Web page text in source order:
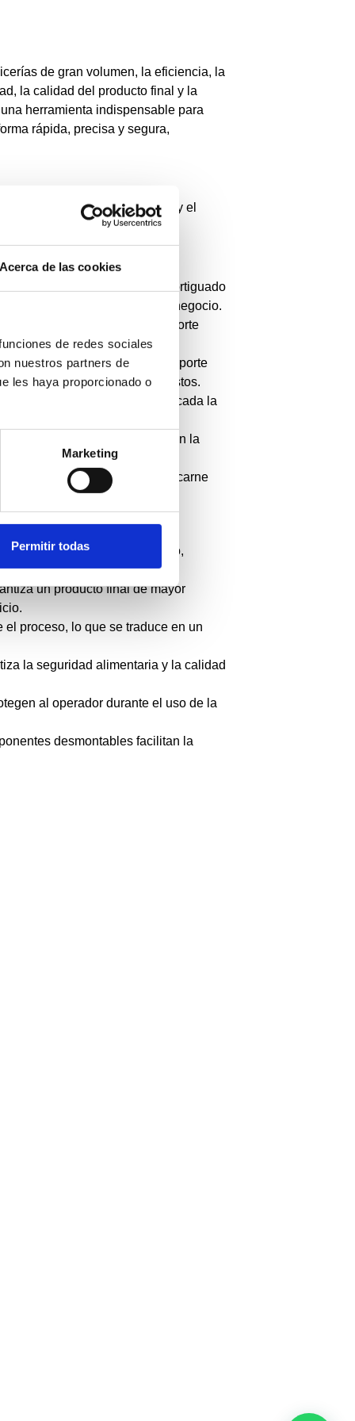
de las cookies
de redes sociales
nuestros partners de
les haya proporcionado o
Marketing
Permitir todas
de gran volumen, la eficiencia, la
la calidad del producto final y la
herramienta indispensable para
rápida, precisa y segura,
la carne de los huesos y el
y el porta-cuchilla amortiguado
la productividad del negocio.
el porta-cuchilla permiten un corte
el rendimiento.
y el diseño del rodillo de transporte
y reduciendo los costos.
calidad con los que está fabricada la
en la parte posterior garantizan la
riesgo de accidentes.
la desmembradora de carne
de carne en poco tiempo,
un producto final de mayor
proceso, lo que se traduce en un
la seguridad alimentaria y la calidad
al operador durante el uso de la
desmontables facilitan la